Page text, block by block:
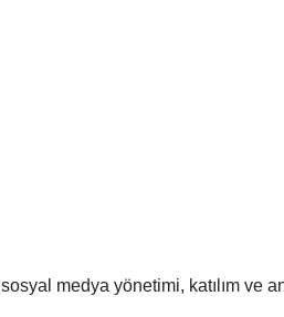
medya yönetimi, katılım ve